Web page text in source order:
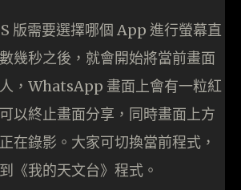
版需要選擇哪個 App 進行螢幕直
幾秒之後，就會開始將當前畫面
，WhatsApp 畫面上會有一粒紅
以終止畫面分享，同時畫面上方
在錄影。大家可切換當前程式，
《我的天文台》程式。